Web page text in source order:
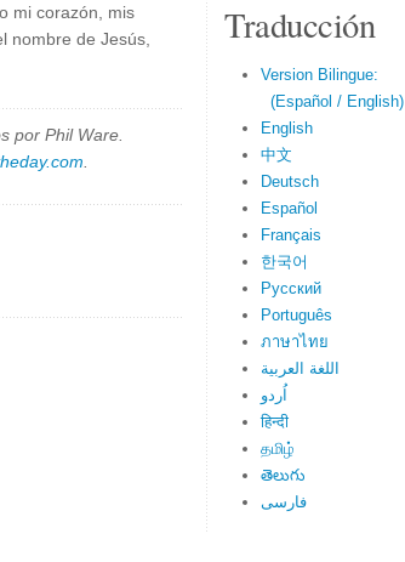
mi corazón, mis
nombre de Jesús,
por Phil Ware.
Traducción
Version Bilingue:
(Español / English)
English
中文
Deutsch
Español
Français
한국어
Русский
Português
ภาษาไทย
اللغة العربية
اُردو
हिन्दी
தமிழ்
తెలుగు
فارسی